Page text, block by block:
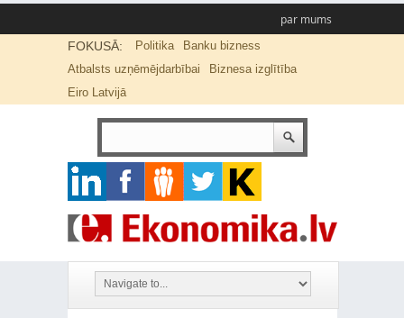
par mums
FOKUSĀ: Politika
Banku bizness
Atbalsts uzņēmējdarbībai
Biznesa izglītība
Eiro Latvijā